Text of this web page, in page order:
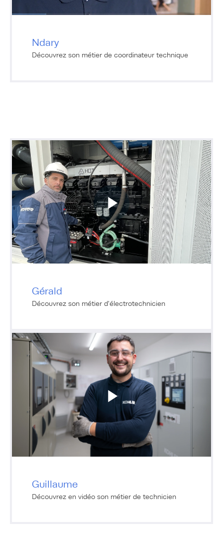
Ndary
Découvrez son métier de coordinateur technique
Gérald
Découvrez son métier d'électrotechnicien
Guillaume
Découvrez en vidéo son métier de technicien